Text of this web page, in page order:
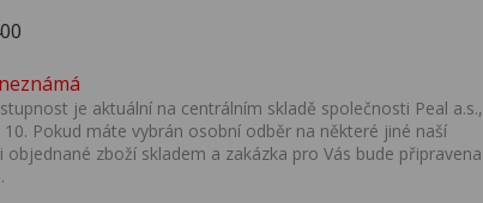
je aktuální na centrálním skladě společnosti Peal a.s.,
Pokud máte vybrán osobní odběr na některé jiné naší
zboží skladem a zakázka pro Vás bude připravena